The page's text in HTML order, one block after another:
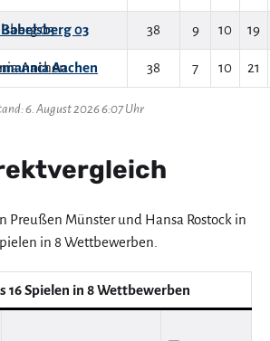
Babelsberg 03 38 9 10 19
Aachen 38 7 10 21
6. August 2026 6:07 Uhr
Preußen Münster und Hansa Rostock in
in 8 Wettbewerben.
16 Spielen in 8 Wettbewerben